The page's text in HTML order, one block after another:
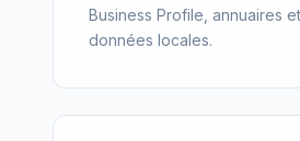
Business Profile, annuaires
données locales.